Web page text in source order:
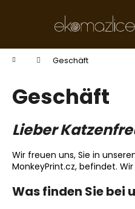
StartseiteGeschäft
Geschäft
Lieber
Wir freuen uns, Sie in
MonkeyPrint.cz, befindet.
Was finden Sie bei
e
Zurück
zum
Einkaufen
Zurück
zum
Einkaufen